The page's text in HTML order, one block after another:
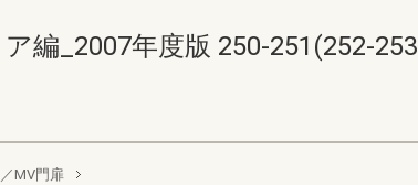
編_2007年度版 250-251(252-
MV門扉